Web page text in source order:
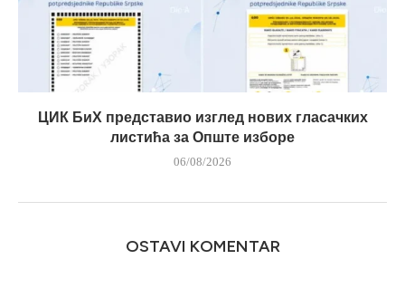
ЦИК БиХ представио изглед нових гласачких
листића за Опште изборе
06/08/2026
OSTAVI KOMENTAR